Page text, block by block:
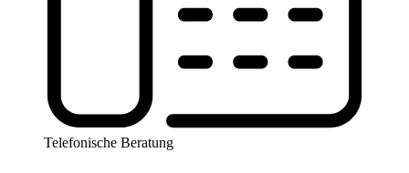
Telefonische Beratung